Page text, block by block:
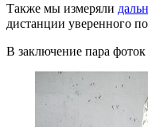
Также мы измеряли
дистанции уверенного
В заключение пара